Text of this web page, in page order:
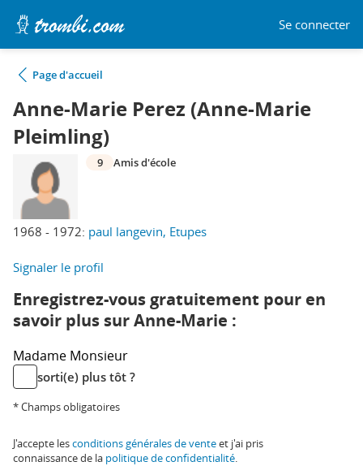
Se connecter
Page d'accueil
Anne-Marie Perez (Anne-Marie
Pleimling)
1968 - 1972: paul langevin, Etupes
9 Amis d'école
Signaler le profil
Enregistrez-vous gratuitement pour en
savoir plus sur Anne-Marie :
Madame Monsieur
sorti(e) plus tôt ?
* Champs obligatoires
J'accepte lesconditions générales de venteet j'ai pris
connaissance de la politique de confidentialité.